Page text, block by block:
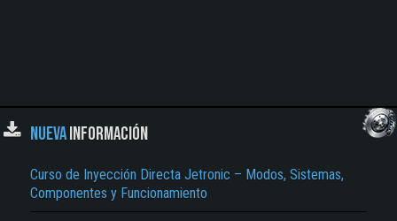
NUEVAINFORMACIÓN
Curso de Inyección Directa Jetronic – Modos, Sistemas,
Componentes y Funcionamiento